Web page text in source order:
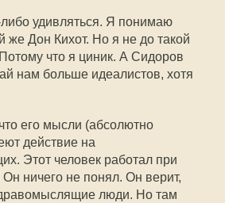
удивляться. Я понимаю
же Дон Кихот. Но я не до такой
что я циник. А Сидоров
нам больше идеалистов, хотя
его мысли (абсолютно
действие на
Этот человек работал при
Он ничего не понял. Он верит,
люди. Но там